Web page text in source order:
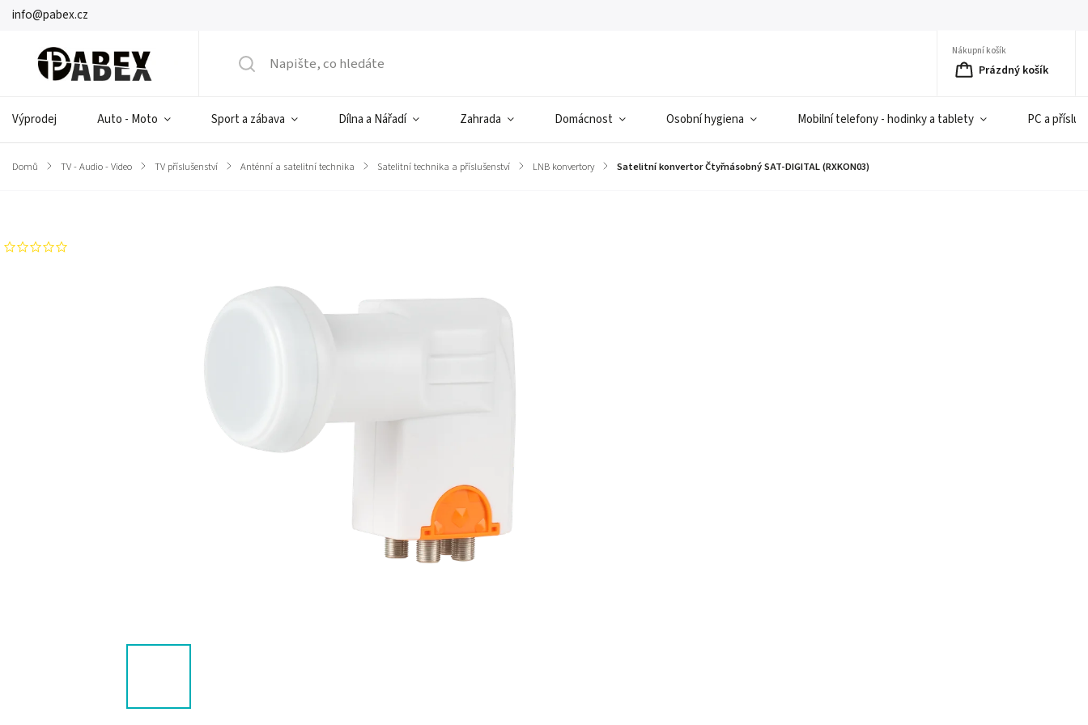
info@pabex.cz
Nákupní košík
Prázdný košík
Výprodej Auto - Moto Sport a zábava Dílna a Nářadí Zahrada Domácnost Osobní hygiena Mobilní telefony - hodinky a tablety PC a
Domů / TV - Audio - Video / TV příslušenství / Anténní a satelitní technika / Satelitní technika a příslušenství / LNB konvertory / Satelitní konvertor Čtyřnásobný SAT-DIGITAL (RXKON03)